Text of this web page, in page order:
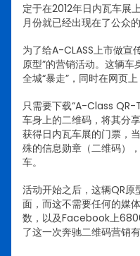
定于在2012年日内瓦车展
月份就已经出现在了公众
为了给A-CLASS上市做宣
原型”的营销活动。这辆车
全城“暴走”，同时在网页
只需要下载“A-Class
车身上的二维码，将其
获得日内瓦车展的门票，
殊的信息勋章（二维码）
车。
活动开始之后，这辆QR原
面，而这不需要任何的媒
数，以及Facebook上
了这一次奔驰二维码营销